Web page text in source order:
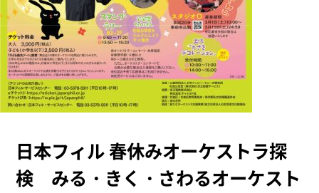
日本フィル 春休みオーケストラ探
検 みる・きく・さわるオーケスト